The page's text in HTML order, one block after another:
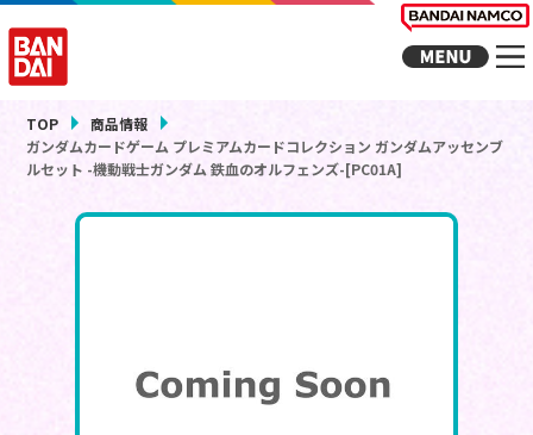
TOP
商品情報
ガンダムカードゲーム プレミアムカードコレクション ガンダムアッセンブ
ルセット -機動戦士ガンダム 鉄血のオルフェンズ-[PC01A]